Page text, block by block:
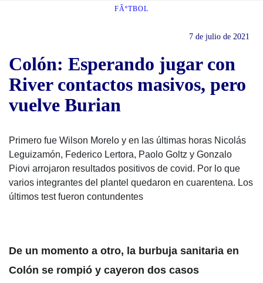
FÃºTBOL
7 de julio de 2021
Colón: Esperando jugar con
River contactos masivos, pero
vuelve Burian
Primero fue Wilson Morelo y en las últimas horas Nicolás
Leguizamón, Federico Lertora, Paolo Goltz y Gonzalo
Piovi arrojaron resultados positivos de covid. Por lo que
varios integrantes del plantel quedaron en cuarentena. Los
últimos test fueron contundentes
De un momento a otro, la burbuja sanitaria en
Colón se rompió y cayeron dos casos